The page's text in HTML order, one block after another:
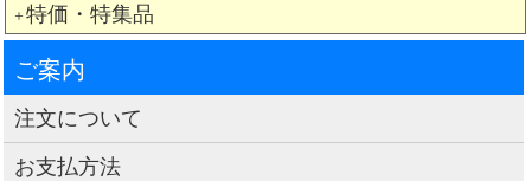
＋ 特価・特集品
ご案内
注文について
お支払方法